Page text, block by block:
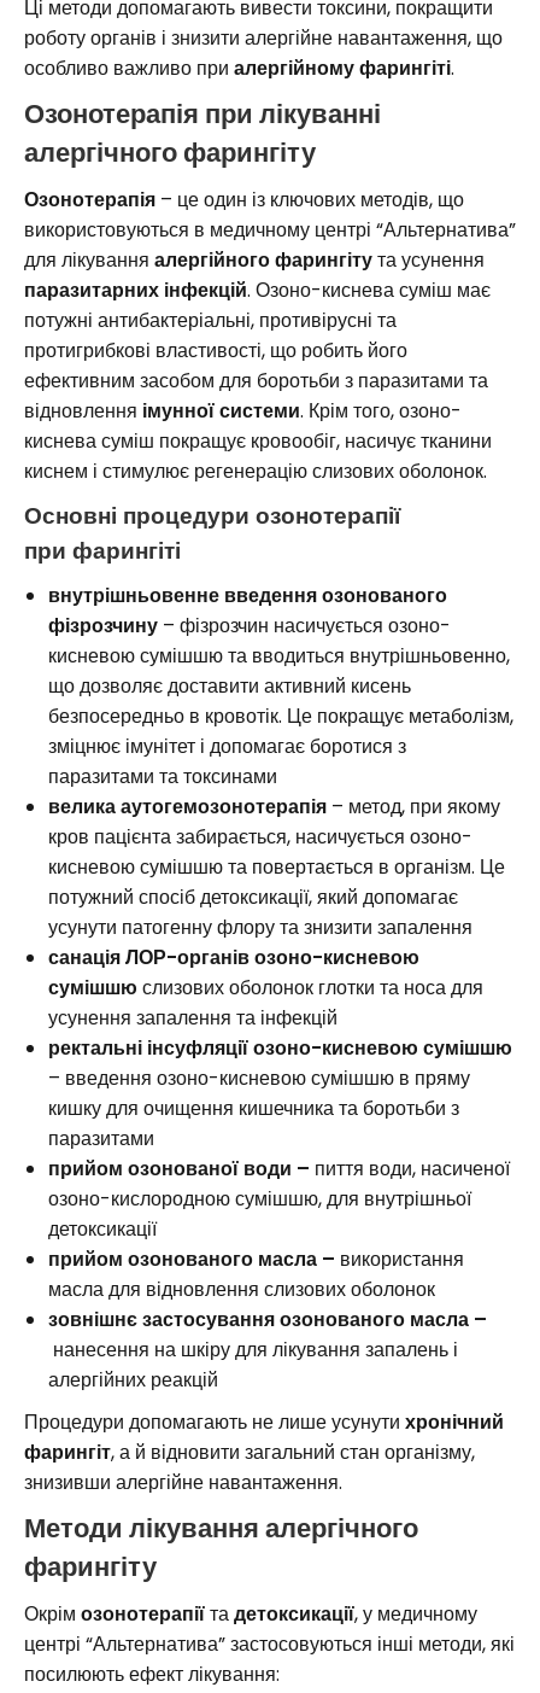
Ці методи допомагають вивести токсини, покращити
роботу органів і знизити алергійне навантаження, що
особливо важливо при алергійному фарингіті.
Озонотерапія при лікуванні
алергічного фарингіту
Озонотерапія – це один із ключових методів, що
використовуються в медичному центрі “Альтернатива”
для лікування алергійного фарингітута усунення
паразитарних інфекцій. Озоно-киснева суміш має
потужні антибактеріальні, противірусні та
протигрибкові властивості, що робить його
ефективним засобом для боротьби з паразитами та
відновлення імунної системи. Крім того, озоно-
киснева суміш покращує кровообіг, насичує тканини
киснем і стимулює регенерацію слизових оболонок.
Основні процедури озонотерапії
при фарингіті
внутрішньовенне введення озонованого
фізрозчину – фізрозчин насичується озоно-
кисневою сумішшю та вводиться внутрішньовенно,
що дозволяє доставити активний кисень
безпосередньо в кровотік. Це покращує метаболізм,
зміцнює імунітет і допомагає боротися з
паразитами та токсинами
велика аутогемозонотерапія – метод, при якому
кров пацієнта забирається, насичується озоно-
кисневою сумішшю та повертається в організм. Це
потужний спосіб детоксикації, який допомагає
усунути патогенну флору та знизити запалення
санація ЛОР-органів озоно-кисневою
сумішшю слизових оболонок глотки та носа для
усунення запалення та інфекцій
ректальні інсуфляції озоно-кисневою сумішшю
– введення озоно-кисневою сумішшю в пряму
кишку для очищення кишечника та боротьби з
паразитами
прийом озонованої води – пиття води, насиченої
озоно-кислородною сумішшю, для внутрішньої
детоксикації
прийом озонованого масла – використання
масла для відновлення слизових оболонок
зовнішнє застосування озонованого масла –
нанесення на шкіру для лікування запалень і
алергійних реакцій
Процедури допомагають не лише усунути хронічний
фарингіт, а й відновити загальний стан організму,
знизивши алергійне навантаження.
Методи лікування алергічного
фарингіту
Окрім озонотерапіїтадетоксикації, у медичному
центрі “Альтернатива” застосовуються інші методи, які
посилюють ефект лікування: